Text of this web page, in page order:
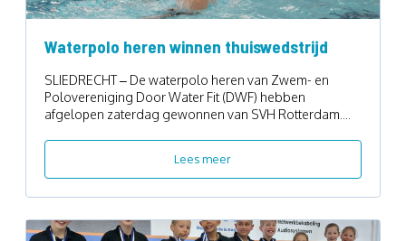
Waterpolo heren winnen thuiswedstrijd
SLIEDRECHT – De waterpolo heren van Zwem- en
Polovereniging Door Water Fit (DWF) hebben
afgelopen zaterdag gewonnen van SVH Rotterdam....
Lees meer